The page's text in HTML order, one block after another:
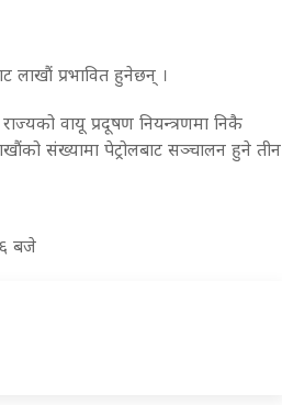
लाखौं प्रभावित हुनेछन् ।
वायू प्रदूषण नियन्त्रणमा निकै
संख्यामा पेट्रोलबाट सञ्चालन हुने तीन
बजे